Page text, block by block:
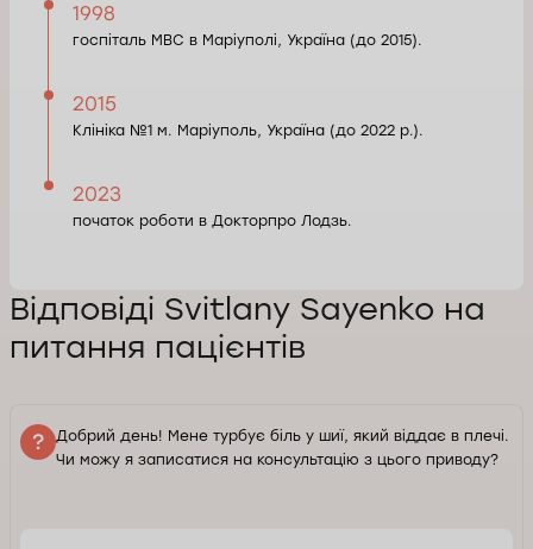
1998
госпіталь МВС в Маріуполі, Україна (до 2015).
2015
Клініка №1 м. Маріуполь, Україна (до 2022 р.).
2023
початок роботи в Докторпро Лодзь.
Відповіді Svitlany Sayenko на
питання пацієнтів
Добрий день! Мене турбує біль у шиї, який віддає в плечі.
Чи можу я записатися на консультацію з цього приводу?